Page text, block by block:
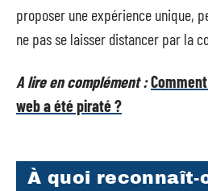
proposer une expérience unique,
ne pas se laisser distancer par la
A lire en complément :
web a été piraté ?
À quoi reconnaît-